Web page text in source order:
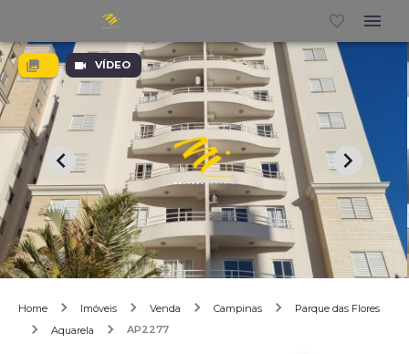
VÍDEO
Home Imóveis Venda Campinas
Parque das Flores
Aquarela
AP2277